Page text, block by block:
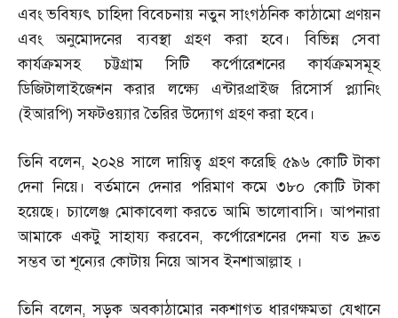
এবং ভবিষ্যৎ চাহিদা বিবেচনায় নতুন সাংগঠনিক কাঠামো প্রণয়ন
এবং অনুমোদনের ব্যবস্থা গ্রহণ করা হবে। বিভিন্ন সেবা
কার্যক্রমসহ চট্টগ্রাম সিটি কর্পোরেশনের কার্যক্রমসমূহ
ডিজিটালাইজেশন করার লক্ষ্যে এন্টারপ্রাইজ রিসোর্স প্ল্যানিং
(ইআরপি)সফটওয়্যার তৈরির উদ্যোগ গ্রহণ করা হবে।
তিনি বলেন,২০২৪ সালে দায়িত্ব গ্রহণ করেছি ৫৯৬ কোটি টাকা
দেনা নিয়ে। বর্তমানে দেনার পরিমাণ কমে ৩৮০ কোটি টাকা
হয়েছে। চ্যালেঞ্জ মোকাবেলা করতে আমি ভালোবাসি। আপনারা
আমাকে একটু সাহায্য করবেন,কর্পোরেশনের দেনা যত দ্রুত
সম্ভব তা শূন্যের কোটায় নিয়ে আসব ইনশাআল্লাহ ।
তিনি বলেন,সড়ক অবকাঠামোর নকশাগত ধারণক্ষমতা যেখানে